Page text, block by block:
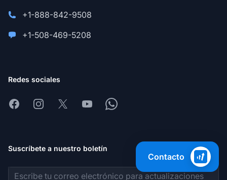
+1-888-842-9508
+1-508-469-5208
Redes sociales
FacebookInstagram
X YoutubeWhatsapp
Suscríbete a nuestro boletín
Dirección de correo electrónico
Contacto